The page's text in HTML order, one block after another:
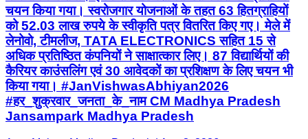
चयन किया गया। स्वरोजगार योजनाओं के तहत 63 हितग्राहियों
को 52.03 लाख रुपये के स्वीकृति पत्र वितरित किए गए। मेले में
लेनोवो, टीमलीज, TATA ELECTRONICS सहित 15 से
अधिक प्रतिष्ठित कंपनियों ने साक्षात्कार लिए। 87 विद्यार्थियों की
कैरियर काउंसलिंग एवं 30 आवेदकों का प्रशिक्षण के लिए चयन भी
किया गया। #JanVishwasAbhiyan2026
#हर_शुक्रवार_जनता_के_नाम CM Madhya Pradesh
Jansampark Madhya Pradesh